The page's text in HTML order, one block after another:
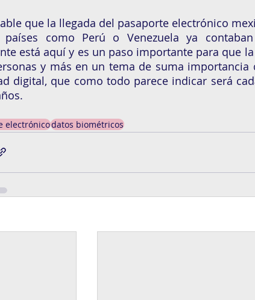
que la llegada del pasaporte electrónico
países como Perú o Venezuela ya
está aquí y es un paso importante para que
y más en un tema de suma
digital, que como todo parece indicar será
electrónicodatos biométricos